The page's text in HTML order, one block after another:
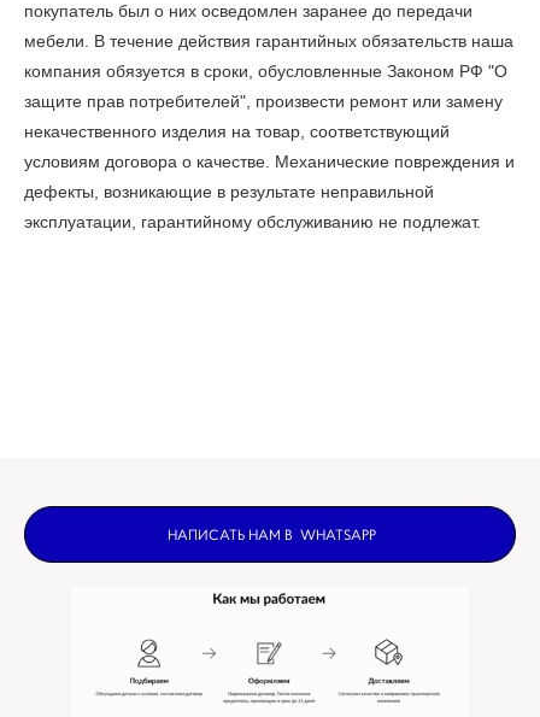
покупатель был о них осведомлен заранее до передачи
мебели. В течение действия гарантийных обязательств наша
компания обязуется в сроки, обусловленные Законом РФ "О
защите прав потребителей", произвести ремонт или замену
некачественного изделия на товар, соответствующий
условиям договора о качестве. Механические повреждения и
дефекты, возникающие в результате неправильной
эксплуатации, гарантийному обслуживанию не подлежат.
НАПИСАТЬ НАМ В WHATSAPP